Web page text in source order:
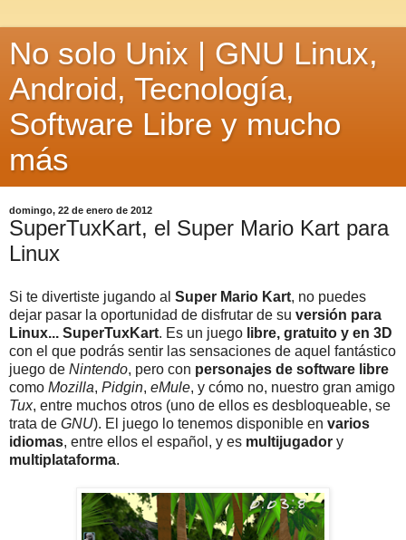
No solo Unix | GNU Linux,
Android, Tecnología,
Software Libre y mucho
más
domingo, 22 de enero de 2012
SuperTuxKart, el Super Mario Kart para
Linux
Si te divertiste jugando al Super Mario Kart, no puedes
dejar pasar la oportunidad de disfrutar de su versión para
Linux... SuperTuxKart. Es un juego libre, gratuito y en 3D
con el que podrás sentir las sensaciones de aquel fantástico
juego de Nintendo, pero con personajes de software libre
como Mozilla, Pidgin, eMule, y cómo no, nuestro gran amigo
Tux, entre muchos otros (uno de ellos es desbloqueable, se
trata de GNU). El juego lo tenemos disponible en varios
idiomas, entre ellos el español, y es multijugador y
multiplataforma.